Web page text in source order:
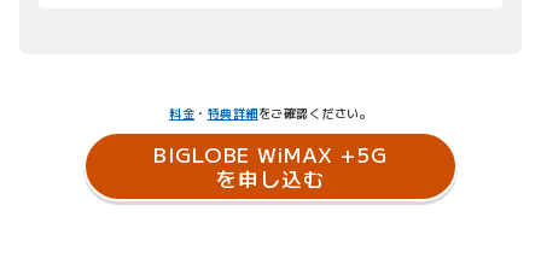
料金 ・ 特典詳細をご確認ください。
BIGLOBE WiMAX +5G
を申し込む